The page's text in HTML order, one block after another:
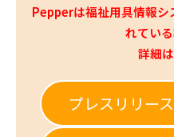
Pepperは福祉用具情報シ
れている
詳細は
プレスリリー